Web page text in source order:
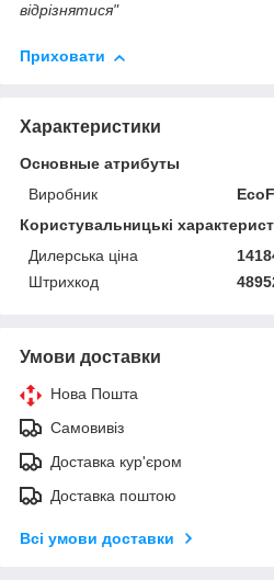
відрізнятися"
Приховати
Характеристики
Основные атрибуты
Виробник
Користувальницькі
Дилерська ціна
Штрихкод
Умови доставки
Нова Пошта
Самовивіз
Доставка кур'єром
Доставка поштою
Всі умови доставки